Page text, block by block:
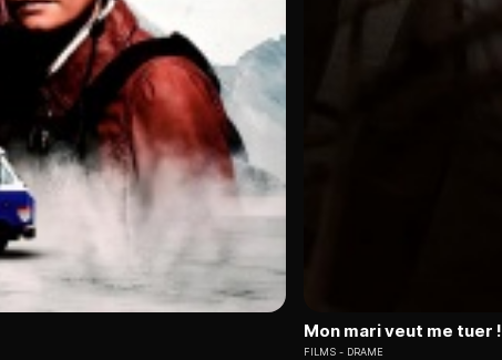
Mon mari veut me tuer !
FILMS DRAME